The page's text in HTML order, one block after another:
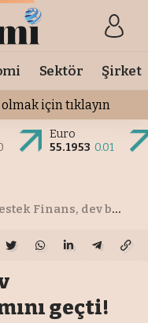
Sektör Şirket
için tıklayın
Euro
55.1953 0.01
Finans, dev bankaların toplamını geçti!
geçti!